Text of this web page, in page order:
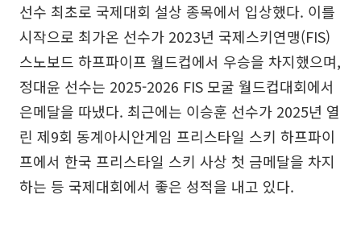
선수 최초로 국제대회 설상 종목에서 입상했다. 이를
시작으로 최가온 선수가 2023년 국제스키연맹(FIS)
스노보드 하프파이프 월드컵에서 우승을 차지했으며,
정대윤 선수는 2025-2026 FIS 모굴 월드컵대회에서
은메달을 따냈다. 최근에는 이승훈 선수가 2025년 열
린 제9회 동계아시안게임 프리스타일 스키 하프파이
프에서 한국 프리스타일 스키 사상 첫 금메달을 차지
하는 등 국제대회에서 좋은 성적을 내고 있다.